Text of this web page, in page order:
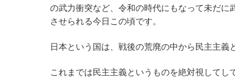
の武力衝突など、令和の時代にもなって未だに
させられる今日この頃です。
日本という国は、戦後の荒廃の中から民主主義
これまでは民主主義というものを絶対視して